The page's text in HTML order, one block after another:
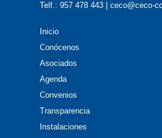
Telf.: 957 478 443 | ceco@ceco-
Inicio
Conócenos
Asociados
Agenda
Convenios
Transparencia
Instalaciones